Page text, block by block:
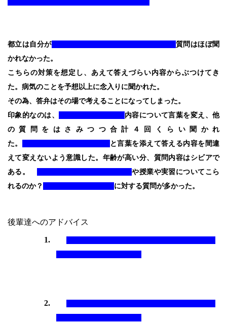
都立は自分が
質問はほぼ聞
かれなかった。
こちらの対策を想定し、あえて答えづらい内容からぶつけてき
た。病気のことを予想以上に念入りに聞かれた。
その為、答弁はその場で考えることになってしまった。
印象的なのは、
内容について言葉を変え、他
の質問をはさみつつ合計４回くらい聞かれ
た。
と言葉を添えて答える内容を間違
えて変えないよう意識した。年齢が高い分、質問内容はシビアで
ある。
や授業や実習についてこら
れるのか？
に対する質問が多かった。
後輩達へのアドバイス
1.
2.